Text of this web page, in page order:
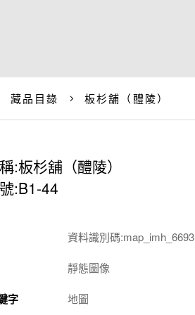
藏品目錄 板杉舖（醴陵）
:板杉舖（醴陵）
:B1-44
資料識別碼:map_imh_6693
靜態圖像
字 地圖